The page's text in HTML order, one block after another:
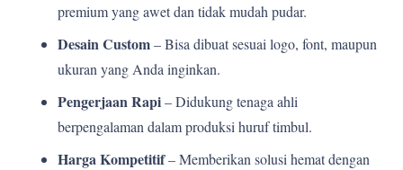
premium yang awet dan tidak mudah pudar.
Desain Custom– Bisa dibuat sesuai logo, font, maupun
ukuran yang Anda inginkan.
Pengerjaan Rapi– Didukung tenaga ahli
berpengalaman dalam produksi huruf timbul.
Harga Kompetitif– Memberikan solusi hemat dengan